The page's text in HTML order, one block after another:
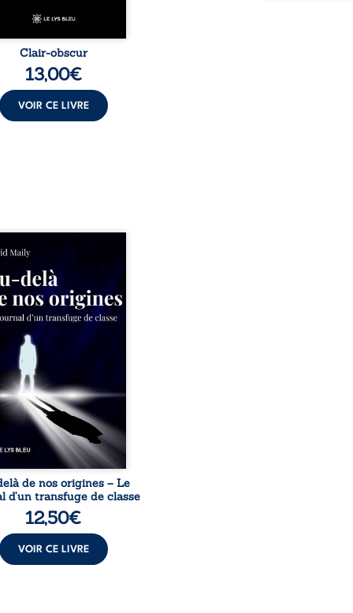
Clair-obscur
13,00€
VOIR CE LIVRE
un milieu populaire où
et les fractures
tenaient lieu de
David a choisi la
Très tôt, l’école et les
deviennent ses armes de
sociale. S’arracher à
exige pourtant un
Pris entre deux
l’homme réalise que
professionnels ne
guérissent ni ...
de nos origines – Le
d’un transfuge de classe
12,50€
VOIR CE LIVRE